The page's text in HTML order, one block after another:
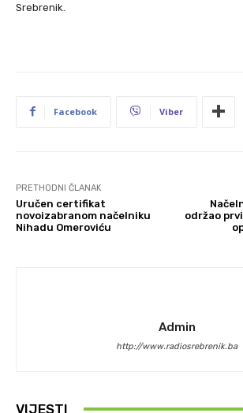
Srebrenik.
Facebook Viber
PRETHODNI ČLANAK
Uručen certifikat
novoizabranom načelniku
Nihadu Omeroviću
održao
Admin
http://www.radiosrebrenik.ba
VIJESTI